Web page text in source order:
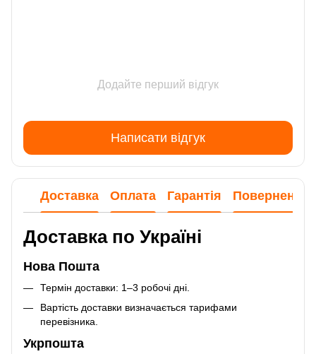
Додайте перший відгук
Написати відгук
Доставка Оплата Гарантія Повернення
Доставка по Україні
Нова Пошта
Термін доставки: 1–3 робочі дні.
Вартість доставки визначається тарифами
перевізника.
Укрпошта